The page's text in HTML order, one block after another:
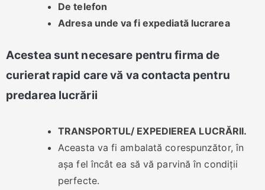
De telefon
Adresa unde va fi expediată lucrarea
Acestea sunt necesare pentru firma de
curierat rapid care vă va contacta pentru
predarea lucrării
TRANSPORTUL/ EXPEDIEREA LUCRĂRII.
Aceasta va fi ambalată corespunzător, în
așa fel încât ea să vă parvină în condiții
perfecte.